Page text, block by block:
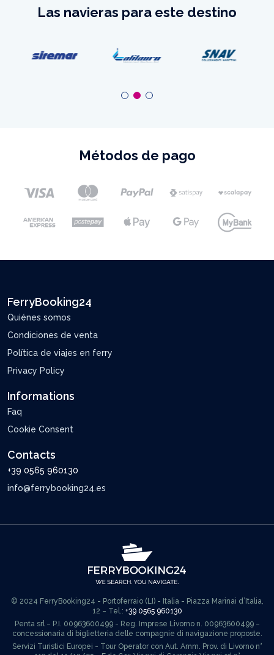
Las navieras para este destino
Métodos de pago
FerryBooking24
Quiénes somos
Condiciones de venta
Política de viajes en ferry
Privacy Policy
Informations
Faq
Cookie Consent
Contacts
+39 0565 960130
info@ferrybooking24.es
© 2024 FerryBooking24 - Portoferraio (LI) - Italia - Piazza Marinai d’Italia,
12 – Tel.: +39 0565 960130
Penta srl – P.I. 00963600499 - Reg. Imprese Livorno n. 00963600499 –
concessionaria di biglietteria delle compagnie di navigazione proposte.
Servizi Turistici Europei - Tour Operator con Aut. Amm. Prov. di Livorno n°